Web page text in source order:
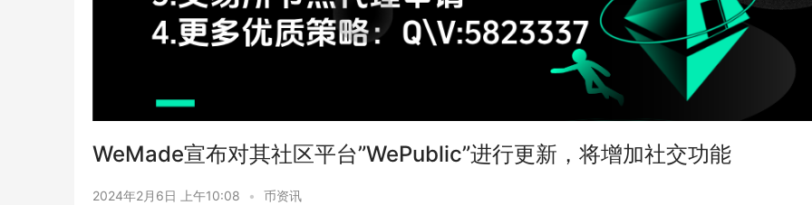
WeMade宣布对其社区平台”WePublic”进行更新，将增加社交功能
2024年2月6日 上午10:08 • 币资讯